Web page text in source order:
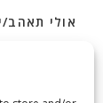
אולי תאהב/